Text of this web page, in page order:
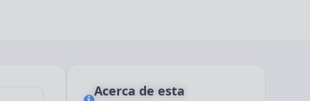
Acerca de esta